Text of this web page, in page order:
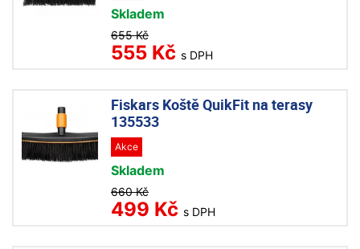
Skladem
655 Kč
555 Kč s DPH
Fiskars Koště QuikFit na terasy
135533
Akce
Skladem
660 Kč
499 Kč s DPH